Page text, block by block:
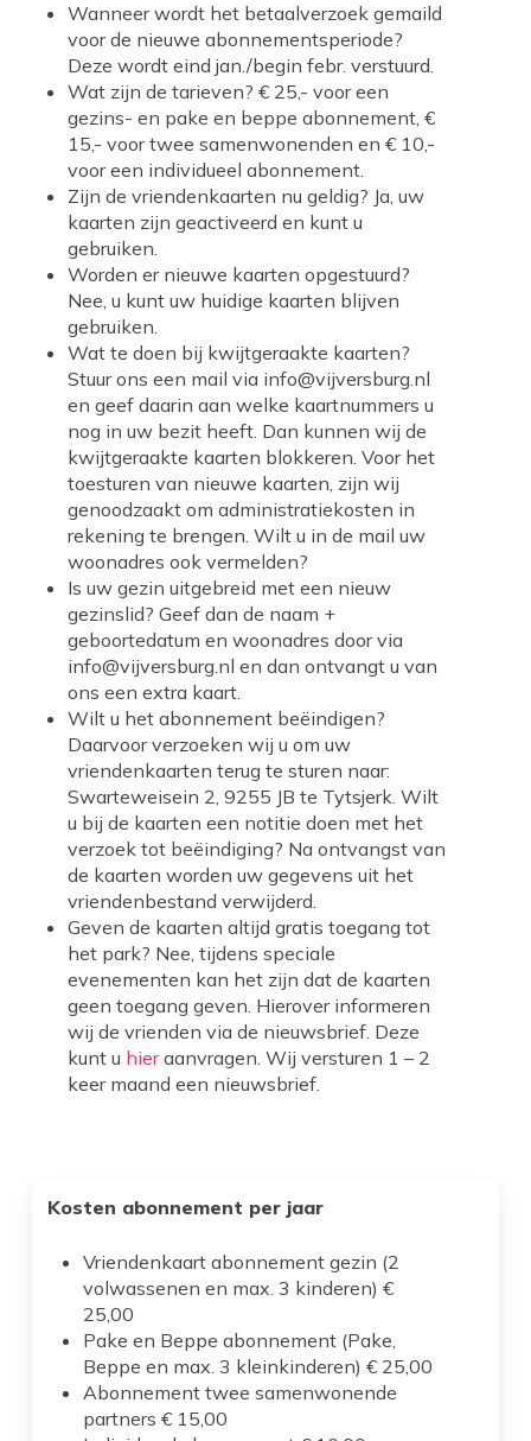
Wanneer wordt het betaalverzoek gemaild
voor de nieuwe abonnementsperiode?
Deze wordt eind jan./begin febr. verstuurd.
Wat zijn de tarieven? € 25,- voor een
gezins- en pake en beppe abonnement, €
15,- voor twee samenwonenden en € 10,-
voor een individueel abonnement.
Zijn de vriendenkaarten nu geldig? Ja, uw
kaarten zijn geactiveerd en kunt u
gebruiken.
Worden er nieuwe kaarten opgestuurd?
Nee, u kunt uw huidige kaarten blijven
gebruiken.
Wat te doen bij kwijtgeraakte kaarten?
Stuur ons een mail via info@vijversburg.nl
en geef daarin aan welke kaartnummers u
nog in uw bezit heeft. Dan kunnen wij de
kwijtgeraakte kaarten blokkeren. Voor het
toesturen van nieuwe kaarten, zijn wij
genoodzaakt om administratiekosten in
rekening te brengen. Wilt u in de mail uw
woonadres ook vermelden?
Is uw gezin uitgebreid met een nieuw
gezinslid? Geef dan de naam +
geboortedatum en woonadres door via
info@vijversburg.nl en dan ontvangt u van
ons een extra kaart.
Wilt u het abonnement beëindigen?
Daarvoor verzoeken wij u om uw
vriendenkaarten terug te sturen naar:
Swarteweisein 2, 9255 JB te Tytsjerk. Wilt
u bij de kaarten een notitie doen met het
verzoek tot beëindiging? Na ontvangst van
de kaarten worden uw gegevens uit het
vriendenbestand verwijderd.
Geven de kaarten altijd gratis toegang tot
het park? Nee, tijdens speciale
evenementen kan het zijn dat de kaarten
geen toegang geven. Hierover informeren
wij de vrienden via de nieuwsbrief. Deze
kunt u hieraanvragen. Wij versturen 1 – 2
keer maand een nieuwsbrief.
Kosten abonnement per jaar
Vriendenkaart abonnement gezin (2
volwassenen en max. 3 kinderen) €
25,00
Pake en Beppe abonnement (Pake,
Beppe en max. 3 kleinkinderen) € 25,00
Abonnement twee samenwonende
partners € 15,00